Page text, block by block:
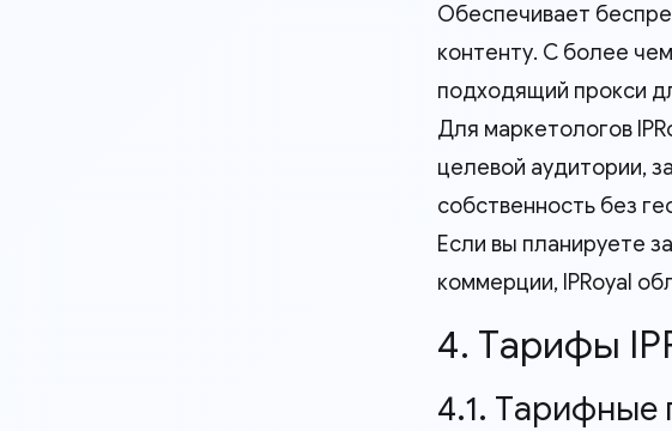
Обеспечивает
контенту. С более
подходящий прокси
Для маркетологов
целевой аудитории,
собственность без
Если вы планируете
коммерции, IPRoyal
4. Тарифы
4.1. Тарифные